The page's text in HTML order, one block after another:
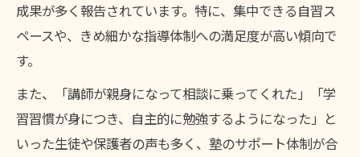
成果が多く報告されています。特に、集中できる自習ス
ペースや、きめ細かな指導体制への満足度が高い傾向で
す。
また、「講師が親身になって相談に乗ってくれた」「学
習習慣が身につき、自主的に勉強するようになった」と
いった生徒や保護者の声も多く、塾のサポート体制が合